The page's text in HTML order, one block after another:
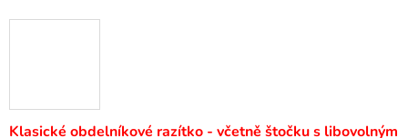
Klasické obdelníkové razítko - včetně štočku s libovolným